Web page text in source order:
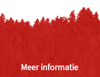
Meer informatie